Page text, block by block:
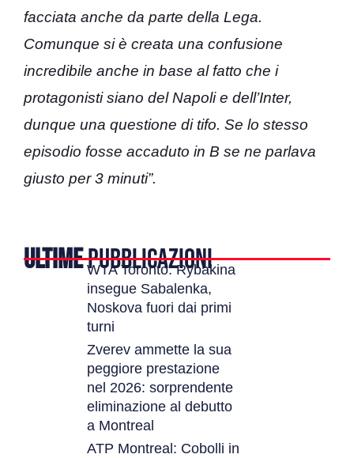
facciata anche da parte della Lega.
Comunque si è creata una confusione
incredibile anche in base al fatto che i
protagonisti siano del Napoli e dell’Inter,
dunque una questione di tifo. Se lo stesso
episodio fosse accaduto in B se ne parlava
giusto per 3 minuti”.
ULTIMEPUBBLICAZIONI
WTA Toronto: Rybakina
insegue Sabalenka,
Noskova fuori dai primi
turni
Zverev ammette la sua
peggiore prestazione
nel 2026: sorprendente
eliminazione al debutto
a Montreal
ATP Montreal: Cobolli in